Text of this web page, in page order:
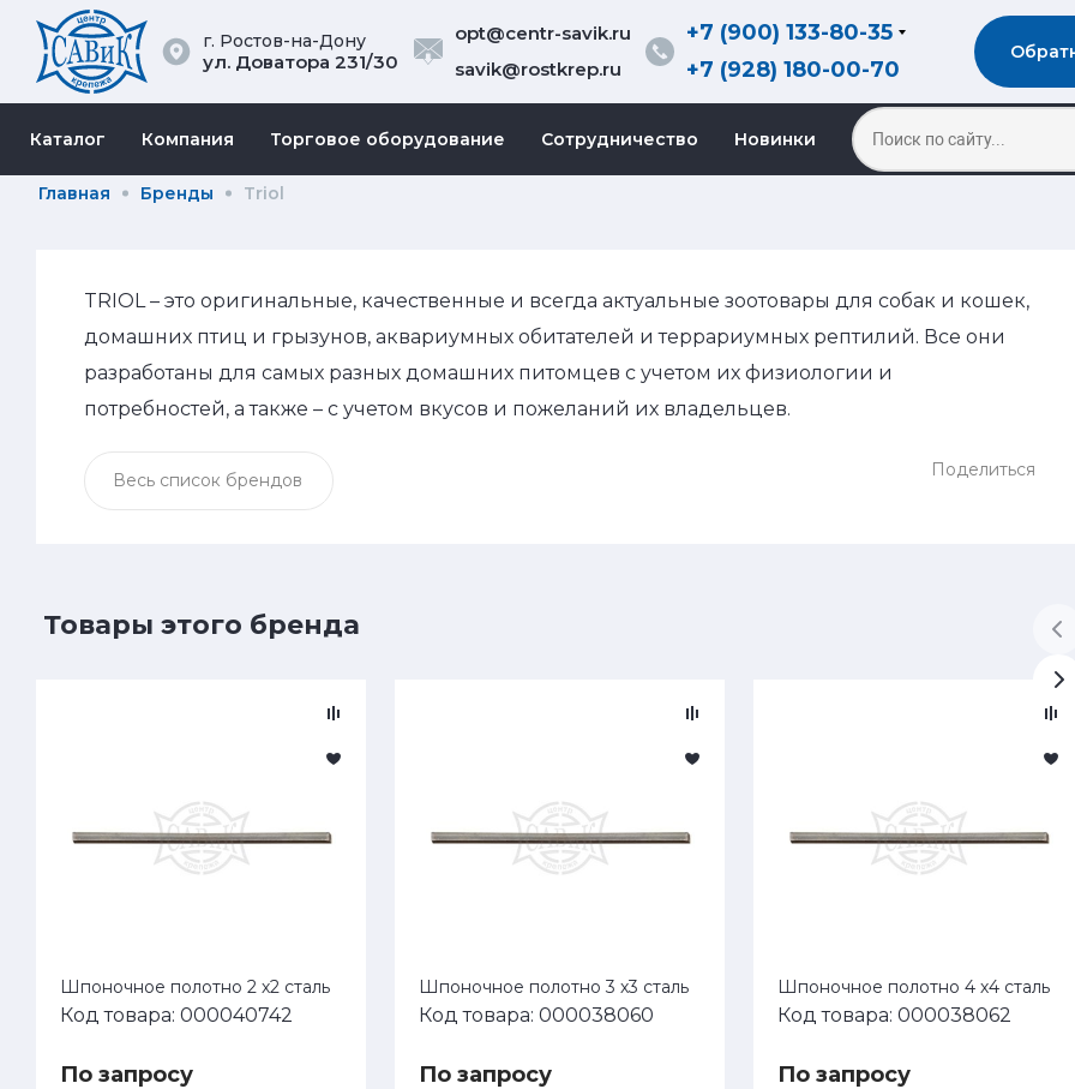
г. Ростов-на-Дону
ул. Доватора 231/30
opt@centr-savik.ru
savik@rostkrep.ru
+7 (900) 133-80-35
+7 (928) 180-00-70
Каталог Компания Торговое оборудование Сотрудничество Новинки
Главная Бренды Triol
TRIOL – это оригинальные, качественные и всегда актуальные зоотовары для собак и кошек,
домашних птиц и грызунов, аквариумных обитателей и террариумных рептилий. Все они
разработаны для самых разных домашних питомцев с учетом их физиологии и
потребностей, а также – с учетом вкусов и пожеланий их владельцев.
Весь список брендов Поделиться
Товары этого бренда
Шпоночное полотно 2 х2 сталь
Код товара: 000040742
По запросу
Шпоночное полотно 3 х3 сталь
Код товара: 000038060
По запросу
Шпоночное полотно 4 х4 сталь
Код товара: 000038062
По запросу